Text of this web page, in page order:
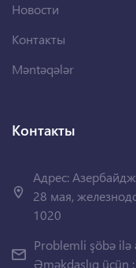
Новости
Контакты
Məntəqələr
Контакты
Адрес:
28 мая,
1020
Problemli şöbə ilə
Əməkdaşlıq üçün :